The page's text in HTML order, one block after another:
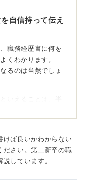
自信持って伝え
職務経歴書に何を
くわかります。
るのは当然でしょ
いえることは、半
は間違いなくあな
えることができま
るとよく言われま
けば良いかわからない
ださい。第二新卒の職
しています。